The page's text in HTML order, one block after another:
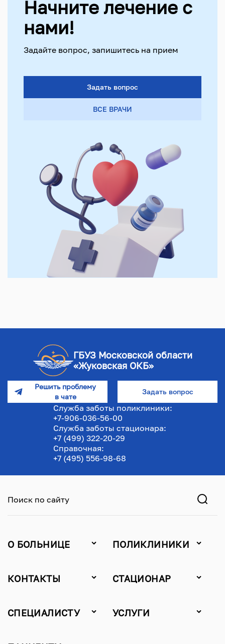
Начните лечение с
нами!
Задайте вопрос, запишитесь на прием
Задать вопрос
ВСЕ ВРАЧИ
ГБУЗ Московской области
«Жуковская ОКБ»
Решить проблему
в чате
Задать вопрос
Служба заботы поликлиники:
+7-906-036-56-00
Служба заботы стационара:
+7 (499) 322-20-29
Справочная:
+7 (495) 556-98-68
Поиск по сайту
О БОЛЬНИЦЕ ПОЛИКЛИНИКИ
КОНТАКТЫ СТАЦИОНАР
СПЕЦИАЛИСТУ УСЛУГИ